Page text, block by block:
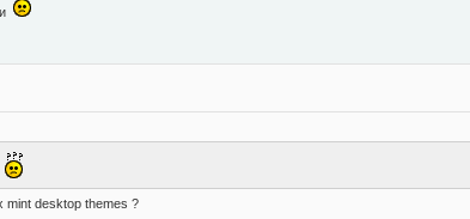
mint desktop themes ?